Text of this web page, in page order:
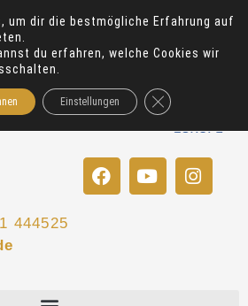
F
a
Y
o
I
n
444525
um dir die bestmögliche Erfahrung auf
du erfahren, welche Cookies wir
Einstellungen GDPR Cookie-